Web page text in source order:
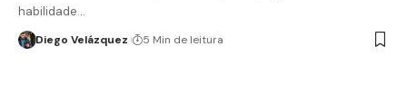
habilidade…
Diego Velázquez 5 Min de leitura